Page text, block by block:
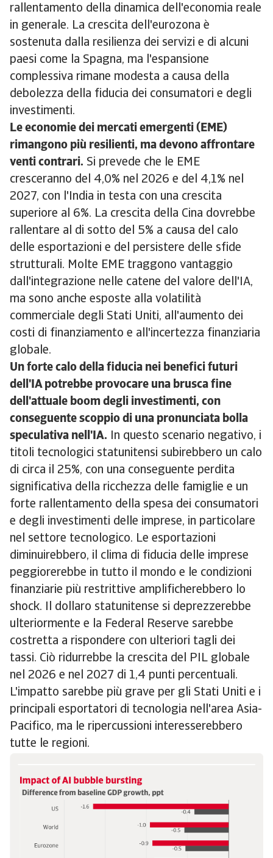
rallentamento della dinamica dell'economia reale
in generale. La crescita dell'eurozona è
sostenuta dalla resilienza dei servizi e di alcuni
paesi come la Spagna, ma l'espansione
complessiva rimane modesta a causa della
debolezza della fiducia dei consumatori e degli
investimenti.
Le economie dei mercati emergenti (EME)
rimangono più resilienti, ma devono affrontare
venti contrari. Si prevede che le EME
cresceranno del 4,0% nel 2026 e del 4,1% nel
2027, con l'India in testa con una crescita
superiore al 6%. La crescita della Cina dovrebbe
rallentare al di sotto del 5% a causa del calo
delle esportazioni e del persistere delle sfide
strutturali. Molte EME traggono vantaggio
dall'integrazione nelle catene del valore dell'IA,
ma sono anche esposte alla volatilità
commerciale degli Stati Uniti, all'aumento dei
costi di finanziamento e all'incertezza finanziaria
globale.
Un forte calo della fiducia nei benefici futuri
dell'IA potrebbe provocare una brusca fine
dell'attuale boom degli investimenti, con
conseguente scoppio di una pronunciata bolla
speculativa nell'IA. In questo scenario negativo, i
titoli tecnologici statunitensi subirebbero un calo
di circa il 25%, con una conseguente perdita
significativa della ricchezza delle famiglie e un
forte rallentamento della spesa dei consumatori
e degli investimenti delle imprese, in particolare
nel settore tecnologico. Le esportazioni
diminuirebbero, il clima di fiducia delle imprese
peggiorerebbe in tutto il mondo e le condizioni
finanziarie più restrittive amplificherebbero lo
shock. Il dollaro statunitense si deprezzerebbe
ulteriormente e la Federal Reserve sarebbe
costretta a rispondere con ulteriori tagli dei
tassi. Ciò ridurrebbe la crescita del PIL globale
nel 2026 e nel 2027 di 1,4 punti percentuali.
L'impatto sarebbe più grave per gli Stati Uniti e i
principali esportatori di tecnologia nell'area Asia-
Pacifico, ma le ripercussioni interesserebbero
tutte le regioni.